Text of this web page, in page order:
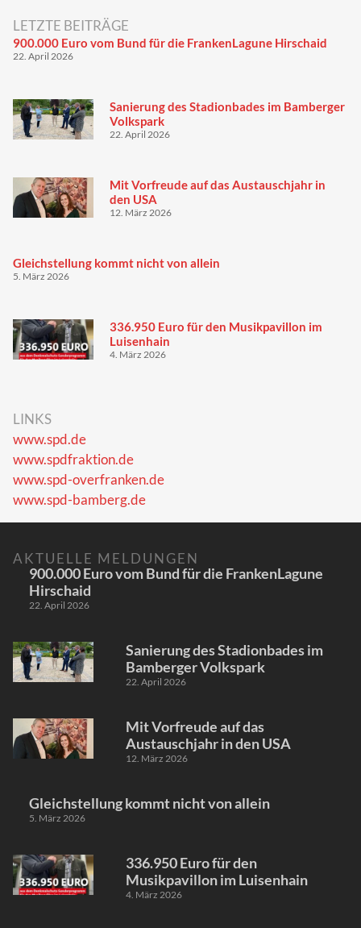
LETZTE BEITRÄGE
900.000 Euro vom Bund für die FrankenLagune Hirschaid
22. April 2026
Sanierung des Stadionbades im Bamberger
Volkspark
22. April 2026
Mit Vorfreude auf das Austauschjahr in
den USA
12. März 2026
Gleichstellung kommt nicht von allein
5. März 2026
336.950 Euro für den Musikpavillon im
Luisenhain
4. März 2026
LINKS
www.spd.de
www.spdfraktion.de
www.spd-overfranken.de
www.spd-bamberg.de
AKTUELLE MELDUNGEN
900.000 Euro vom Bund für die FrankenLagune
Hirschaid
22. April 2026
Sanierung des Stadionbades im
Bamberger Volkspark
22. April 2026
Mit Vorfreude auf das
Austauschjahr in den USA
12. März 2026
Gleichstellung kommt nicht von allein
5. März 2026
336.950 Euro für den
Musikpavillon im Luisenhain
4. März 2026